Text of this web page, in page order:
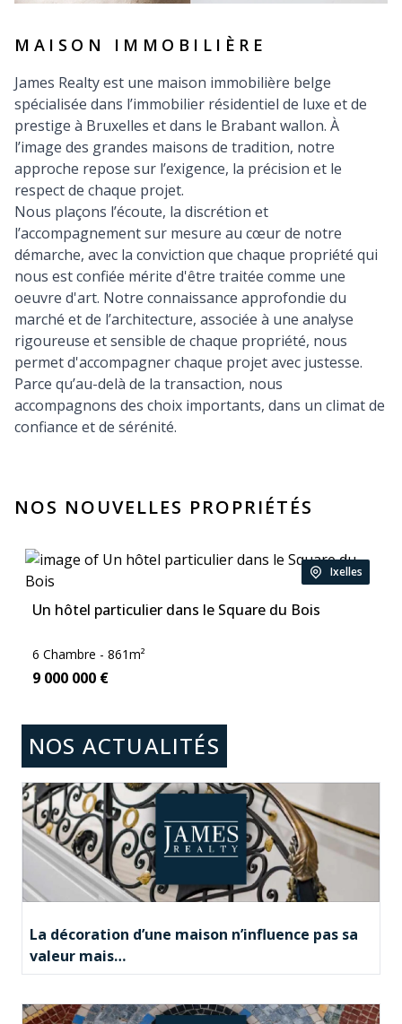
MAISON IMMOBILIÈRE
James Realty est une maison immobilière belge
spécialisée dans l’immobilier résidentiel de luxe et de
prestige à Bruxelles et dans le Brabant wallon. À
l’image des grandes maisons de tradition, notre
approche repose sur l’exigence, la précision et le
respect de chaque projet.
Nous plaçons l’écoute, la discrétion et
l’accompagnement sur mesure au cœur de notre
démarche, avec la conviction que chaque propriété qui
nous est confiée mérite d'être traitée comme une
oeuvre d'art. Notre connaissance approfondie du
marché et de l’architecture, associée à une analyse
rigoureuse et sensible de chaque propriété, nous
permet d'accompagner chaque projet avec justesse.
Parce qu’au-delà de la transaction, nous
accompagnons des choix importants, dans un climat de
confiance et de sérénité.
NOS NOUVELLES PROPRIÉTÉS
Location:
Ixelles
Un hôtel particulier dans le Square du Bois
Chambre:
6 Chambre - Zone:
861m²
Price:
9 000 000 €
NOS ACTUALITÉS
La décoration d’une maison n’influence pas sa
valeur mais…